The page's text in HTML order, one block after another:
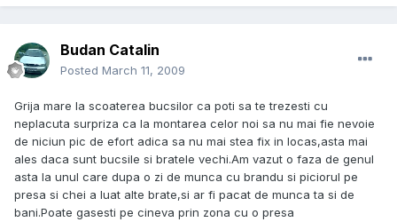
Budan Catalin
Posted March 11, 2009
Grija mare la scoaterea bucsilor ca poti sa te trezesti cu
neplacuta surpriza ca la montarea celor noi sa nu mai fie nevoie
de niciun pic de efort adica sa nu mai stea fix in locas,asta mai
ales daca sunt bucsile si bratele vechi.Am vazut o faza de genul
asta la unul care dupa o zi de munca cu brandu si piciorul pe
presa si chei a luat alte brate,si ar fi pacat de munca ta si de
bani.Poate gasesti pe cineva prin zona cu o presa